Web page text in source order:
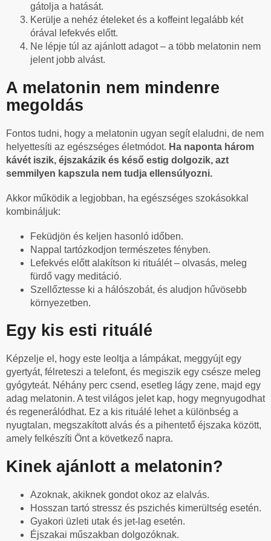
gátolja a hatását.
Kerülje a nehéz ételeket és a koffeint legalább két
órával lefekvés előtt.
Ne lépje túl az ajánlott adagot – a több melatonin nem
jelent jobb alvást.
A melatonin nem mindenre
megoldás
Fontos tudni, hogy a melatonin ugyan segít elaludni, de nem
helyettesíti az egészséges életmódot. Ha naponta három
kávét iszik, éjszakázik és késő estig dolgozik, azt
semmilyen kapszula nem tudja ellensúlyozni.
Akkor működik a legjobban, ha egészséges szokásokkal
kombináljuk:
Feküdjön és keljen hasonló időben.
Nappal tartózkodjon természetes fényben.
Lefekvés előtt alakítson ki rituálét – olvasás, meleg
fürdő vagy meditáció.
Szellőztesse ki a hálószobát, és aludjon hűvösebb
környezetben.
Egy kis esti rituálé
Képzelje el, hogy este leoltja a lámpákat, meggyújt egy
gyertyát, félreteszi a telefont, és megiszik egy csésze meleg
gyógyteát. Néhány perc csend, esetleg lágy zene, majd egy
adag melatonin. A test világos jelet kap, hogy megnyugodhat
és regenerálódhat. Ez a kis rituálé lehet a különbség a
nyugtalan, megszakított alvás és a pihentető éjszaka között,
amely felkészíti Önt a következő napra.
Kinek ajánlott a melatonin?
Azoknak, akiknek gondot okoz az elalvás.
Hosszan tartó stressz és pszichés kimerültség esetén.
Gyakori üzleti utak és jet-lag esetén.
Éjszakai műszakban dolgozóknak.